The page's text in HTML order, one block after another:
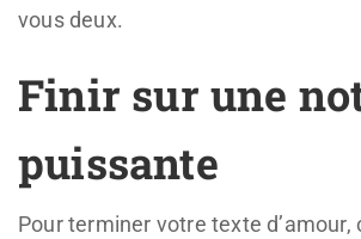
vous deux.
Finir sur une
puissante
Pour terminer votre texte d’amour,